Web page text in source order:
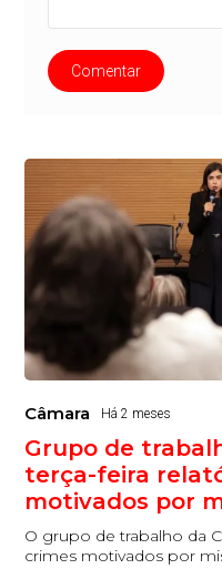
Comentar
Câmara Há 2 meses
Grupo de
terça-feira
motivados por
O grupo de trabalho da
crimes motivados por